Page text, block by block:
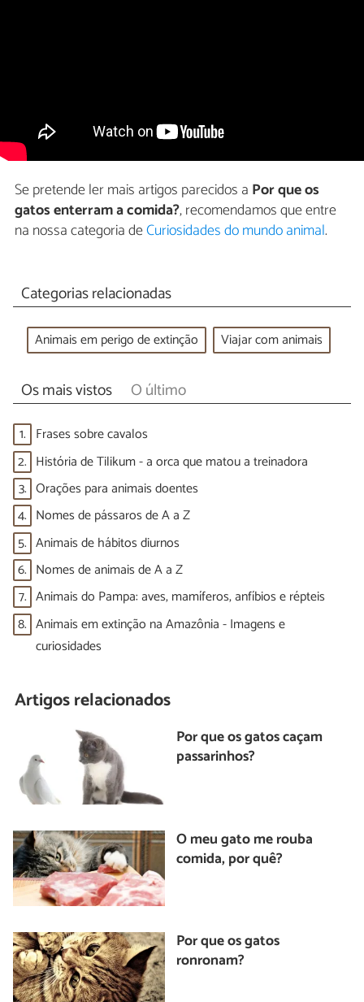
Se pretende ler mais artigos parecidos a Por que os
gatos enterram a comida?, recomendamos que entre
na nossa categoria deCuriosidades do mundo animal.
Categorias relacionadas
Animais em perigo de extinção Viajar com animais
Os mais vistos O último
1. Frases sobre cavalos
2. História de Tilikum - a orca que matou a treinadora
3. Orações para animais doentes
4. Nomes de pássaros de A a Z
5. Animais de hábitos diurnos
6. Nomes de animais de A a Z
7. Animais do Pampa: aves, mamíferos, anfíbios e répteis
8. Animais em extinção na Amazônia - Imagens e
curiosidades
Artigos relacionados
Por que os gatos caçam
passarinhos?
O meu gato me rouba
comida, por quê?
Por que os gatos
ronronam?